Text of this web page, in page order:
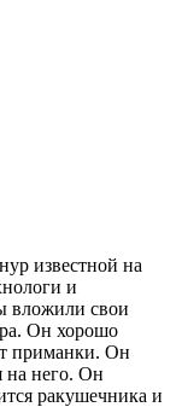
известной на
и
вложили свои
Он хорошо
приманки. Он
на него. Он
ракушечника и